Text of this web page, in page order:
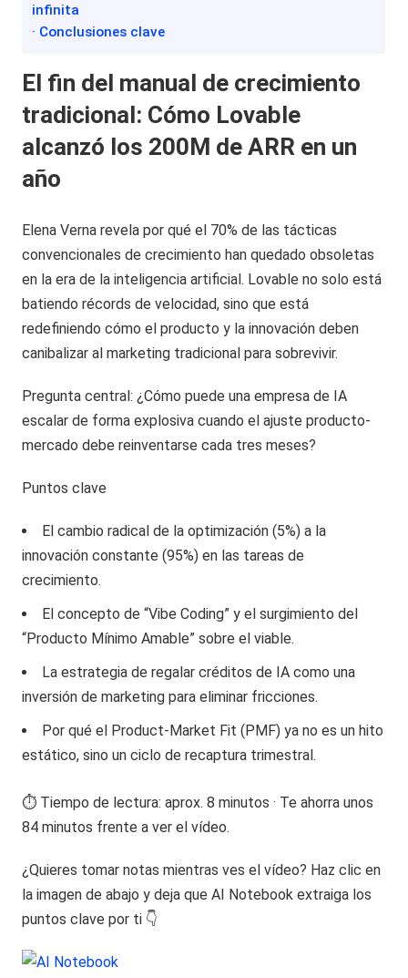
infinita
· Conclusiones clave
El fin del manual de crecimiento
tradicional: Cómo Lovable
alcanzó los 200M de ARR en un
año
Elena Verna revela por qué el 70% de las tácticas
convencionales de crecimiento han quedado obsoletas
en la era de la inteligencia artificial. Lovable no solo está
batiendo récords de velocidad, sino que está
redefiniendo cómo el producto y la innovación deben
canibalizar al marketing tradicional para sobrevivir.
Pregunta central: ¿Cómo puede una empresa de IA
escalar de forma explosiva cuando el ajuste producto-
mercado debe reinventarse cada tres meses?
Puntos clave
El cambio radical de la optimización (5%) a la
innovación constante (95%) en las tareas de
crecimiento.
El concepto de “Vibe Coding” y el surgimiento del
“Producto Mínimo Amable” sobre el viable.
La estrategia de regalar créditos de IA como una
inversión de marketing para eliminar fricciones.
Por qué el Product-Market Fit (PMF) ya no es un hito
estático, sino un ciclo de recaptura trimestral.
⏱️ Tiempo de lectura: aprox. 8 minutos · Te ahorra unos
84 minutos frente a ver el vídeo.
¿Quieres tomar notas mientras ves el vídeo? Haz clic en
la imagen de abajo y deja que AI Notebook extraiga los
puntos clave por ti 👇